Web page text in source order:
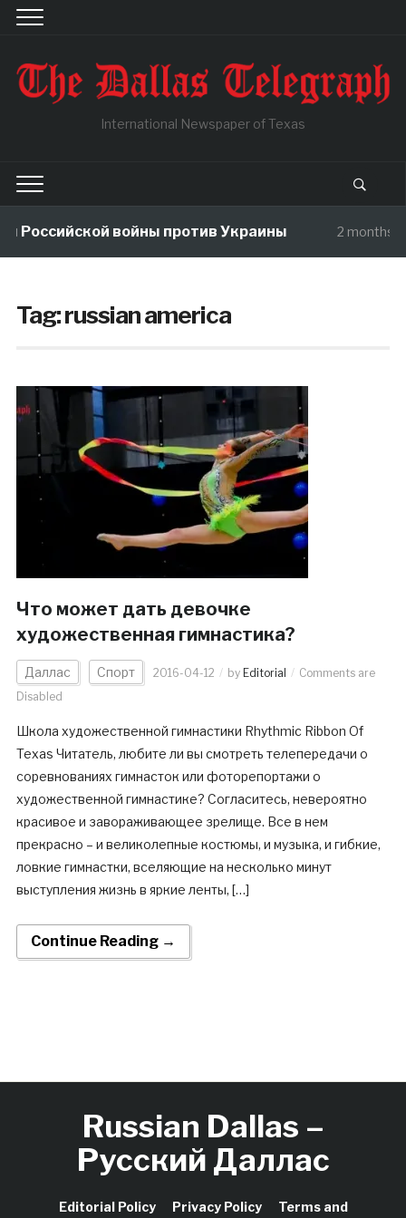
International Newspaper of Texas
Российской войны против Украины 2 months
Tag:russian america
Что может дать девочке
художественная гимнастика?
Даллас Спорт 2016-04-12 by Editorial
Comments are
Disabled
Школа художественной гимнастики Rhythmic Ribbon Of
Texas Читатель, любите ли вы смотреть телепередачи о
соревнованиях гимнасток или фоторепортажи о
художественной гимнастике? Согласитесь, невероятно
красивое и завораживающее зрелище. Все в нем
прекрасно – и великолепные костюмы, и музыка, и гибкие,
ловкие гимнастки, вселяющие на несколько минут
выступления жизнь в яркие ленты, […]
Continue Reading →
Russian Dallas –
Русский Даллас
Editorial Policy Privacy Policy Terms and